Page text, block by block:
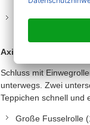
einsetzbar im
Schutzhülle &
bleiben hygienisch
Axis Line
Schluss mit
unterwegs. Zwei
Teppichen schnell und
Große Fusselrolle